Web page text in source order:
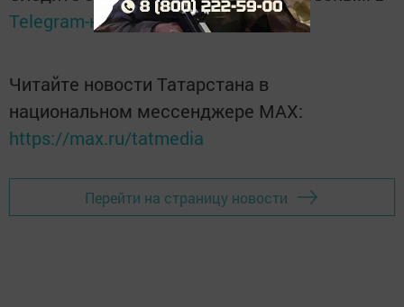
Telegram-каналеТатмедиа
Читайте новости Татарстана в
национальном мессенджере MАХ:
https://max.ru/tatmedia
Перейти на страницу новости